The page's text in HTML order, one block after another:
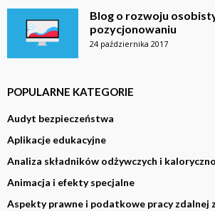
Blog o rozwoju
pozycjonowaniu
24 października 2017
POPULARNE KATEGORIE
Audyt bezpieczeństwa
Aplikacje edukacyjne
Analiza składników odżywczych i
Animacja i efekty specjalne
Aspekty prawne i podatkowe pracy zdalnej